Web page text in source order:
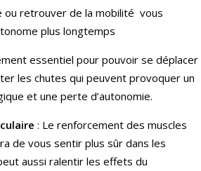
ou retrouver de la mobilité vous
plus longtemps
essentiel pour pouvoir se déplacer
les chutes qui peuvent provoquer un
et une perte d’autonomie.
: Le renforcement des muscles
de vous sentir plus sûr dans les
aussi ralentir les effets du